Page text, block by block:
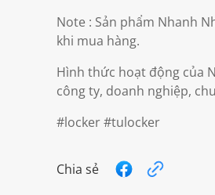
Note : Sản phẩm Nhanh
khi mua hàng.
Hình thức hoạt động của
công ty, doanh nghiệp,
#locker #tulocker
Chia sẻ